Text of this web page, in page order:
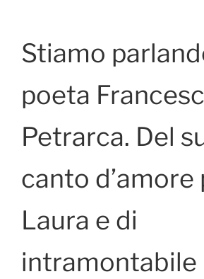
Stiamo
poeta
Petrarca. Del
canto d’amore
Laura e di
intramontabile